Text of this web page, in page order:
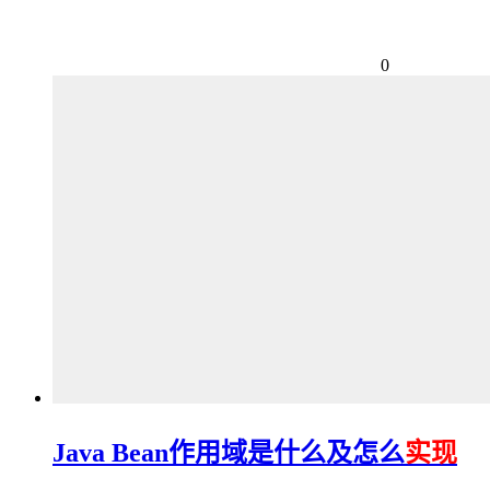
0
Java Bean作用域是什么及怎么实现